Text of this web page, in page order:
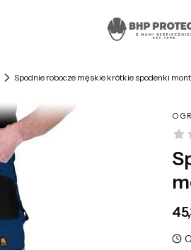
Spodnie robocze męskie krótkie spodenki